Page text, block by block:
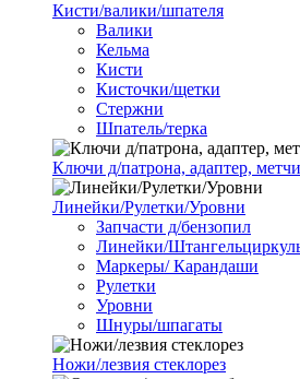
Кисти/валики/шпателя
Валики
Кельма
Кисти
Кисточки/щетки
Стержни
Шпатель/терка
Ключи д/патрона, адаптер,
Линейки/Рулетки/Уровни
Запчасти д/бензопил
Линейки/
Маркеры/ Карандаши
Рулетки
Уровни
Шнуры/шпагаты
Ножи/лезвия стеклорез